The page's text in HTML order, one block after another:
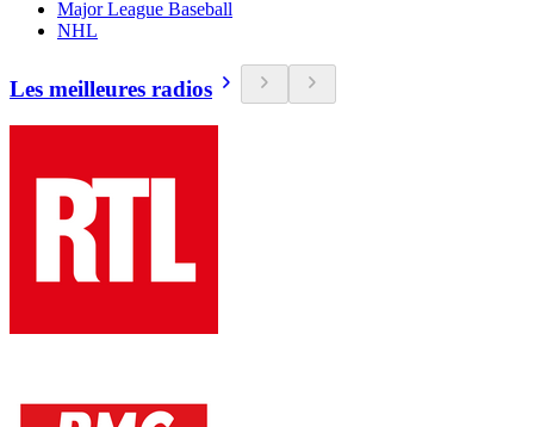
Major League Baseball
NHL
Les meilleures radios